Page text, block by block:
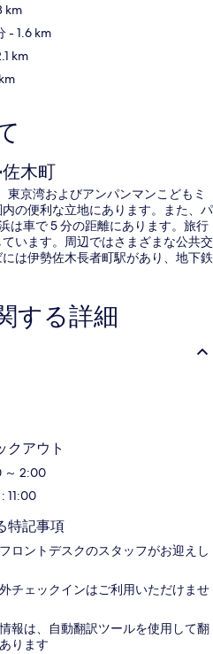
km
- 1.6 km
km
木町
京湾およびアンパンマンこどもミ
の便利な立地にあります。また、パ
は車で 5 分の距離にあります。旅行
います。周辺ではさまざまな公共交
は伊勢佐木長者町駅があり、地下鉄
する詳細
クアウト
～ 2:00
11:00
特記事項
ロントデスクのスタッフがお迎えし
チェックインはご利用いただけませ
報は、自動翻訳ツールを使用して翻
ります